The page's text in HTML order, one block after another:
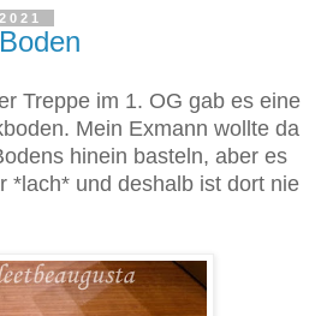
Treppe im 1. OG gab es eine
Mein Exmann wollte da
hinein basteln, aber es
*lach* und deshalb ist dort nie